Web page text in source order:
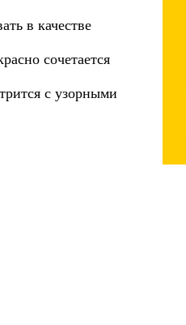
в качестве
сочетается
с узорными